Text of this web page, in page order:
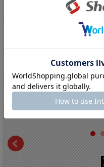
【10%OFF!!】サマーセール開催
中！:5,652円(税込)